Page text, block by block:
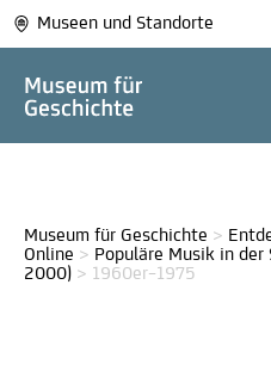
Museen und Standorte
Museum für Geschichte >
Online > Populäre Musik in
2000) > 1960er–1975